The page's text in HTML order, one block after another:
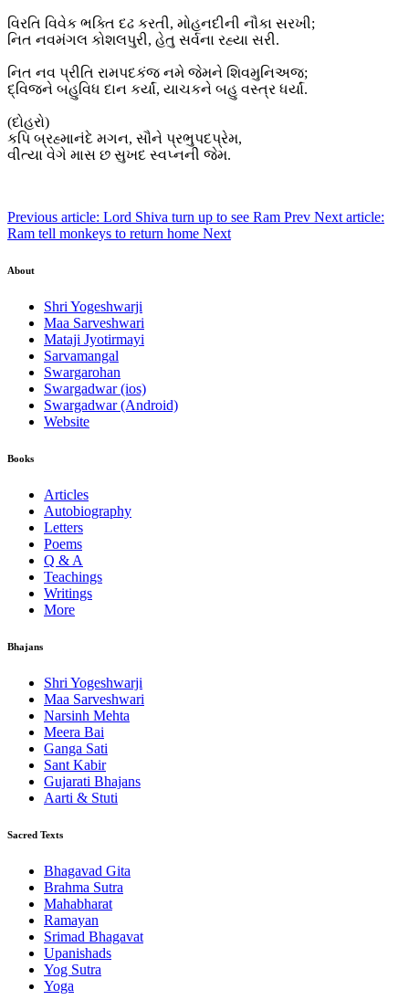
વિરતિ વિવેક ભક્તિ દઢ કરતી, મોહનદીની નૌકા સરખી;
નિત નવમંગલ કોશલપુરી, હેતુ સર્વના રહ્યા સરી.
નિત નવ પ્રીતિ રામપદકંજ નમે જેમને શિવમુનિઅજ;
દ્વિજને બહુવિધ દાન કર્યાં, યાચકને બહુ વસ્ત્ર ધર્યાં.
(દોહરો)
કપિ બ્રહ્માનંદે મગન, સૌને પ્રભુપદપ્રેમ,
વીત્યા વેગે માસ છ સુખદ સ્વપ્નની જેમ.
Previous article: Lord Shiva turn up to see Ram Prev Next article:
Ram tell monkeys to return home Next
About
Shri Yogeshwarji
Maa Sarveshwari
Mataji Jyotirmayi
Sarvamangal
Swargarohan
Swargadwar (ios)
Swargadwar (Android)
Website
Books
Articles
Autobiography
Letters
Poems
Q & A
Teachings
Writings
More
Bhajans
Shri Yogeshwarji
Maa Sarveshwari
Narsinh Mehta
Meera Bai
Ganga Sati
Sant Kabir
Gujarati Bhajans
Aarti & Stuti
Sacred Texts
Bhagavad Gita
Brahma Sutra
Mahabharat
Ramayan
Srimad Bhagavat
Upanishads
Yog Sutra
Yoga